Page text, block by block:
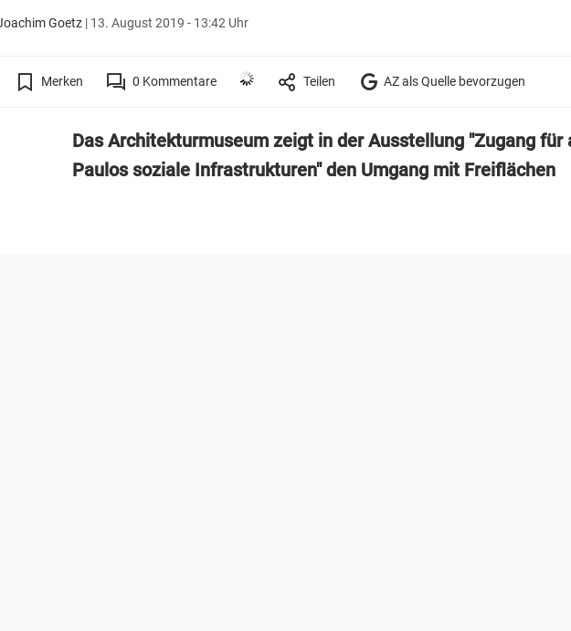
Goetz| 13. August 2019 - 13:42 Uhr
Merken 0 Kommentare Teilen AZ als Quelle bevorzugen
Das Architekturmuseum zeigt in der Ausstellung "Zugang für
Paulos soziale Infrastrukturen" den Umgang mit Freiflächen